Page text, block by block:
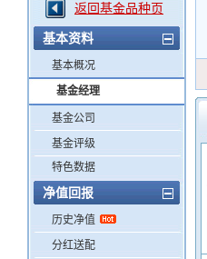
返回基金品种页
基本资料
基本概况
基金经理
基金公司
基金评级
特色数据
净值回报
历史净值
分红送配